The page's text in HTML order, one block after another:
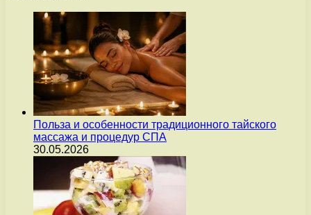
Польза и особенности традиционного тайского
массажа и процедур СПА
30.05.2026